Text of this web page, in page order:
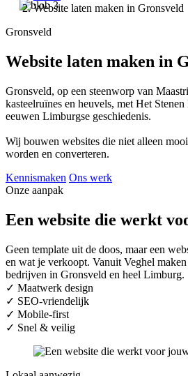
Website laten maken in Gronsveld
Gronsveld
Website laten maken in
Gronsveld, op een steenworp van
kasteelruïnes en heuvels, met Het
eeuwen Limburgse geschiedenis.
Wij bouwen websites die niet alleen
worden en converteren.
Kennismaken Ons werk
Onze aanpak
Een website die werkt
Geen template uit de doos, maar een
en wat je verkoopt. Vanuit Veghel
bedrijven in Gronsveld en heel Limburg.
✓ Maatwerk design
✓ SEO-vriendelijk
✓ Mobile-first
✓ Snel & veilig